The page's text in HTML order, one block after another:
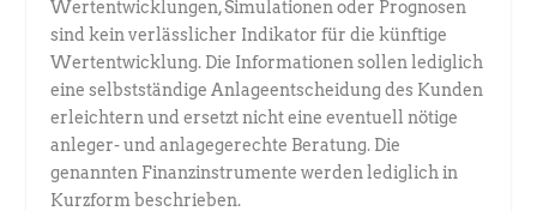
Wertentwicklungen, Simulationen oder Prognosen
sind kein verlässlicher Indikator für die künftige
Wertentwicklung. Die Informationen sollen lediglich
eine selbstständige Anlageentscheidung des Kunden
erleichtern und ersetzt nicht eine eventuell nötige
anleger- und anlagegerechte Beratung. Die
genannten Finanzinstrumente werden lediglich in
Kurzform beschrieben.